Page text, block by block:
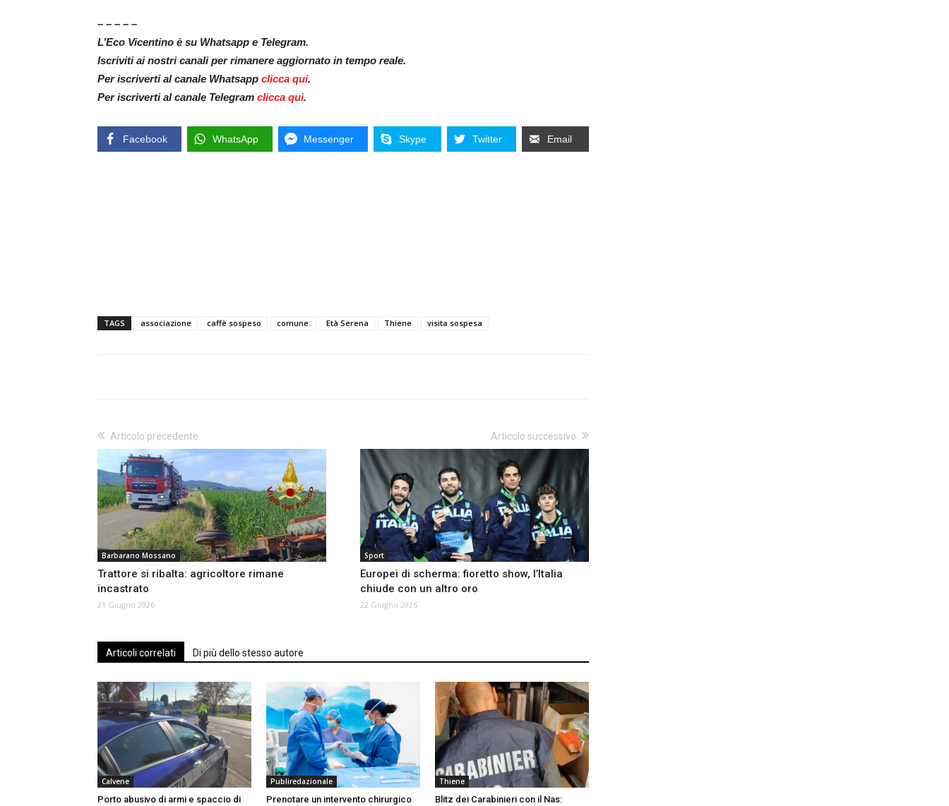
– – – – –
L’Eco Vicentino è su Whatsapp e Telegram.
Iscriviti ai nostri canali per rimanere aggiornato in tempo reale.
Per iscriverti al canale Whatsapp clicca qui.
Per iscriverti al canale Telegram clicca qui.
Facebook WhatsApp Messenger Skype Twitter Email
TAGS associazione caffè sospeso comune: Età Serena Thiene visita sospesa
Articolo precedente
Barbarano Mossano
Trattore si ribalta: agricoltore rimane
incastrato
21 Giugno 2026
Articolo successivo
Sport
Europei di scherma: fioretto show, l’Italia
chiude con un altro oro
22 Giugno 2026
Articoli correlati Di più dello stesso autore
Calvene
Porto abusivo di armi e spaccio di
Publiredazionale
Prenotare un intervento chirurgico
Thiene
Blitz dei Carabinieri con il Nas: